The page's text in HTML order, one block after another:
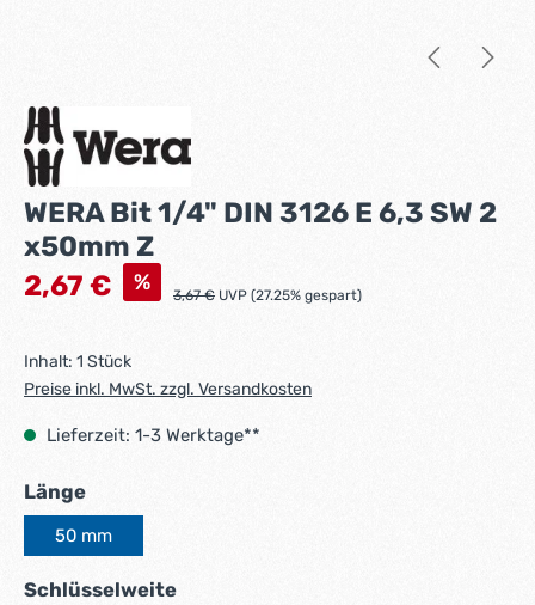
WERA Bit 1/4" DIN 3126 E 6,3 SW 2
x50mm Z
Verkaufspreis:
2,67 € % Regulärer Preis:
3,67 € UVP (27.25% gespart)
Inhalt: 1 Stück
Preise inkl. MwSt. zzgl. Versandkosten
Lieferzeit: 1-3 Werktage**
Längeauswählen
50 mm
Schlüsselweiteauswählen